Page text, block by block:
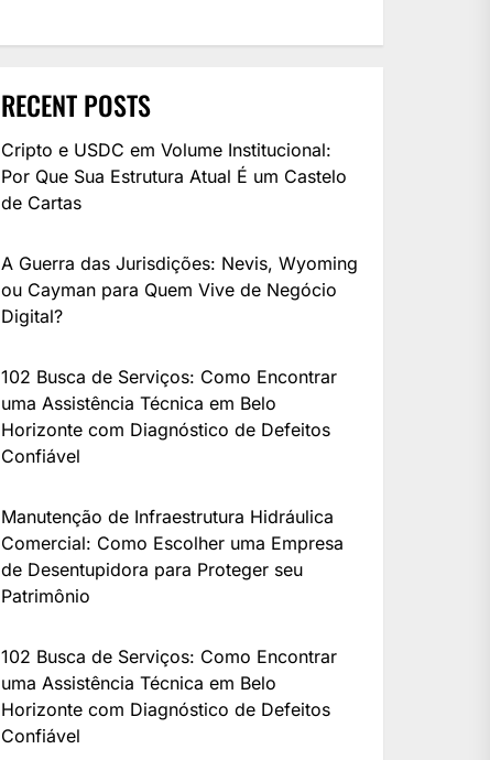
RECENT POSTS
Cripto e USDC em Volume Institucional:
Por Que Sua Estrutura Atual É um Castelo
de Cartas
A Guerra das Jurisdições: Nevis, Wyoming
ou Cayman para Quem Vive de Negócio
Digital?
102 Busca de Serviços: Como Encontrar
uma Assistência Técnica em Belo
Horizonte com Diagnóstico de Defeitos
Confiável
Manutenção de Infraestrutura Hidráulica
Comercial: Como Escolher uma Empresa
de Desentupidora para Proteger seu
Patrimônio
102 Busca de Serviços: Como Encontrar
uma Assistência Técnica em Belo
Horizonte com Diagnóstico de Defeitos
Confiável